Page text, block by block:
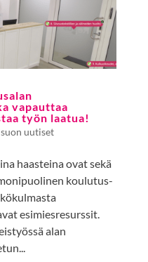
vapauttaa
työn laatua!
uutiset
haasteina ovat sekä
koulutus-
esimiesresurssit.
alan